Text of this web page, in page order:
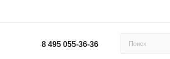
8 495 055-36-36